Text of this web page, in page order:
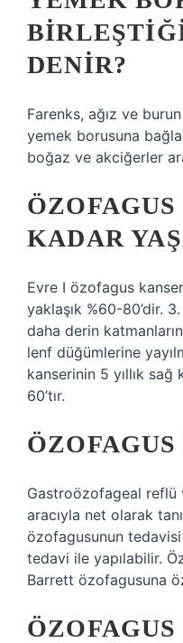
DENIR?
Farenks, ağız ve
yemek borusuna
boğaz ve akciğerler
KADAR
Evre I özofagus
yaklaşık %60-80’dir.
daha derin
lenf düğümlerine
kanserinin 5 yıllık sağ
60’tır.
Gastroözofageal reflü
aracıyla net olarak
özofagusunun
tedavi ile yapılabilir.
Barrett özofagusuna